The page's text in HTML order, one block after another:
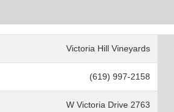
Victoria Hill Vineyards
(619) 997-2158
2763 W Victoria Drive